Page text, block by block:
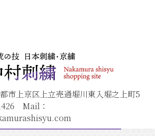
市上京区上立売通堀川東入堀之上町5
Mail：